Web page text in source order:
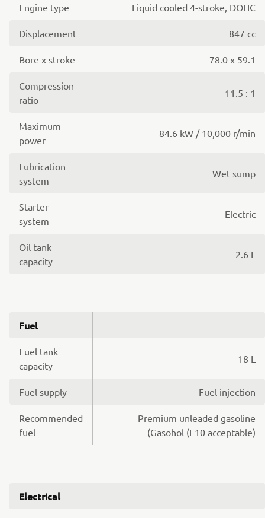
Engine type Liquid cooled 4-stroke, DOHC
Displacement 847 cc
Bore x stroke 78.0 x 59.1
Compression
ratio
11.5 : 1
Maximum
power
84.6 kW / 10,000 r/min
Lubrication
system
Wet sump
Starter
system
Electric
Oil tank
capacity
2.6 L
Fuel
Fuel tank
capacity
18 L
Fuel supply Fuel injection
Recommended
fuel
Premium unleaded gasoline
(Gasohol (E10 acceptable)
Electrical